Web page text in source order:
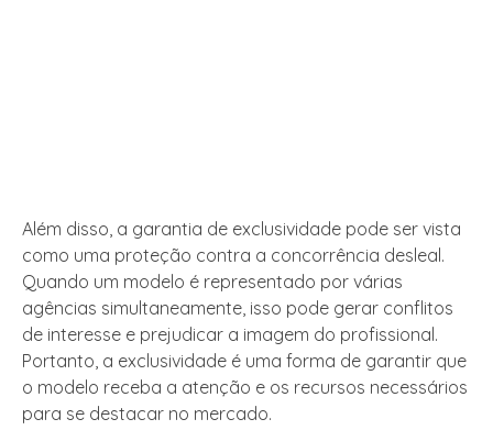
Além disso, a garantia de exclusividade pode ser vista
como uma proteção contra a concorrência desleal.
Quando um modelo é representado por várias
agências simultaneamente, isso pode gerar conflitos
de interesse e prejudicar a imagem do profissional.
Portanto, a exclusividade é uma forma de garantir que
o modelo receba a atenção e os recursos necessários
para se destacar no mercado.